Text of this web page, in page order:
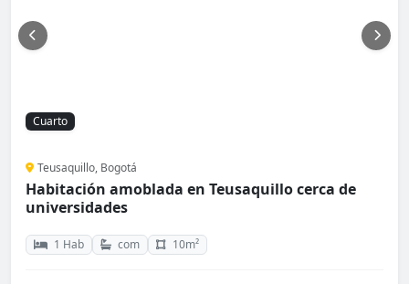
Cuarto
Teusaquillo, Bogotá
Habitación amoblada en Teusaquillo cerca de
universidades
1 Hab com 10m²